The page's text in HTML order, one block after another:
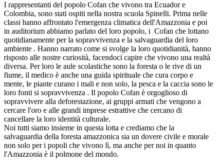
I rappresentanti del popolo Cofan che vivono tra Ecuador e
Colombia, sono stati ospiti nella nostra scuola Spinelli. Prima nelle
classi hanno affrontato l'emergenza climatica dell'Amazzonia e poi
in auditorium abbiamo parlato del loro popolo, i Cofan che lottano
quotidianamente per la sopravvivenza e la salvaguardia del loro
ambiente . Hanno narrato come si svolge la loro quotidianità, hanno
risposto alle nostre curiosità, facendoci capire che vivono una realtà
diversa. Per loro le aule scolastiche sono la foresta o le rive di un
fiume, il medico è anche una guida spirituale che cura corpo e
mente, le piante curano i mali e non solo, la pesca e la caccia sono le
loro fonti si sopravvivenza . Il popolo Cofan è orgoglioso di
sopravvivere alla deforestazione, ai gruppi armati che vengono a
cercare l'oro e alle grandi imprese estrattive che cercano di
cancellare la loro identità culturale.
Noi tutti siamo insieme in questa lotta e crediamo che la
salvaguardia della foresta amazzonica sia un dovere civile e morale
non solo per i popoli che vivono lì, ma anche per noi in quanto
l'Amazzonia è il polmone del mondo.